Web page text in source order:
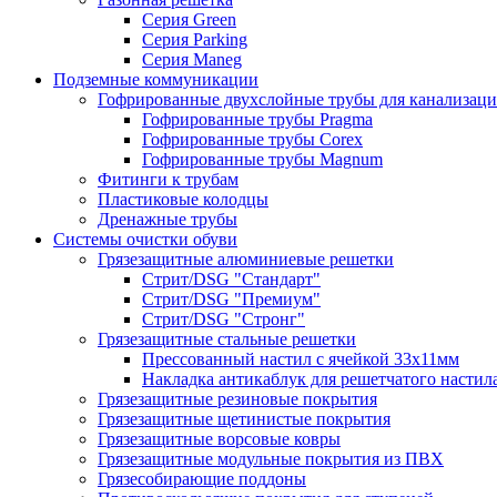
Серия Green
Серия Parking
Серия Maneg
Подземные коммуникации
Гофрированные двухслойные трубы для
Гофрированные трубы Pragma
Гофрированные трубы Corex
Гофрированные трубы Magnum
Фитинги к трубам
Пластиковые колодцы
Дренажные трубы
Системы очистки обуви
Грязезащитные алюминиевые решетки
Стрит/DSG "Стандарт"
Стрит/DSG "Премиум"
Стрит/DSG "Стронг"
Грязезащитные стальные решетки
Прессованный настил с ячейкой 33х11мм
Накладка антикаблук для решетчатого
Грязезащитные резиновые покрытия
Грязезащитные щетинистые покрытия
Грязезащитные ворсовые ковры
Грязезащитные модульные покрытия из ПВХ
Грязесобирающие поддоны